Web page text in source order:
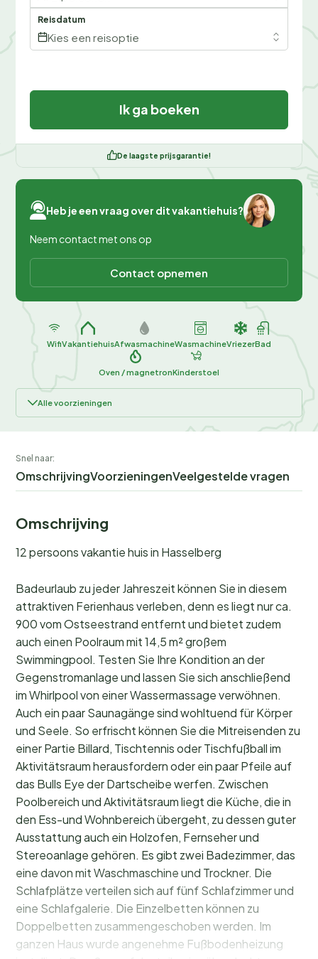
Reisdatum
Kies een reisoptie
Ik ga boeken
De laagste prijsgarantie!
Heb je een vraag over dit vakantiehuis?
Neem contact met ons op
Contact opnemen
WifiVakantiehuisAfwasmachineWasmachineVriezerBad
Oven / magnetronKinderstoel
Alle voorzieningen
Snel naar:
OmschrijvingVoorzieningenVeelgestelde vragen
Omschrijving
12 persoons vakantie huis in Hasselberg
Badeurlaub zu jeder Jahreszeit können Sie in diesem
attraktiven Ferienhaus verleben, denn es liegt nur ca.
900 vom Ostseestrand entfernt und bietet zudem
auch einen Poolraum mit 14,5 m² großem
Swimmingpool. Testen Sie Ihre Kondition an der
Gegenstromanlage und lassen Sie sich anschließend
im Whirlpool von einer Wassermassage verwöhnen.
Auch ein paar Saunagänge sind wohltuend für Körper
und Seele. So erfrischt können Sie die Mitreisenden zu
einer Partie Billard, Tischtennis oder Tischfußball im
Aktivitätsraum herausfordern oder ein paar Pfeile auf
das Bulls Eye der Dartscheibe werfen. Zwischen
Poolbereich und Aktivitätsraum liegt die Küche, die in
den Ess-und Wohnbereich übergeht, zu dessen guter
Ausstattung auch ein Holzofen, Fernseher und
Stereoanlage gehören. Es gibt zwei Badezimmer, das
eine davon mit Waschmaschine und Trockner. Die
Schlafplätze verteilen sich auf fünf Schlafzimmer und
eine Schlafgalerie. Die Einzelbetten können zu
Doppelbetten zusammengeschoben werden. Im
ganzen Haus wurde angenehme Fußbodenheizung